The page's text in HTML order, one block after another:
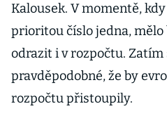
Kalousek. V momentě,
prioritou číslo jedna, mělo
odrazit i v rozpočtu. Zatím
pravděpodobné, že by
rozpočtu přistoupily.